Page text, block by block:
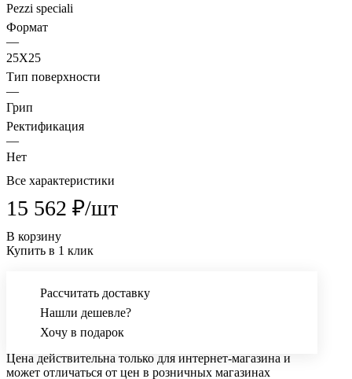
Pezzi speciali
Формат
—
25X25
Тип поверхности
—
Грип
Ректификация
—
Нет
Все характеристики
15 562 ₽/шт
В корзину
Купить в 1 клик
Рассчитать доставку
Нашли дешевле?
Хочу в подарок
Цена действительна только для интернет-магазина и
может отличаться от цен в розничных магазинах